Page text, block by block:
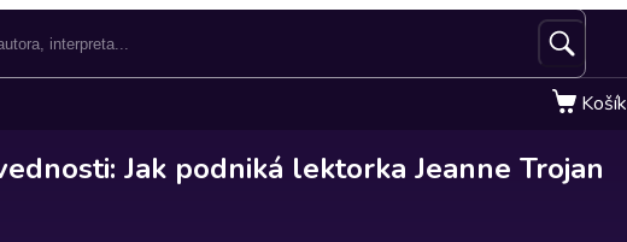
Košík
Jak podniká lektorka Jeanne Trojan